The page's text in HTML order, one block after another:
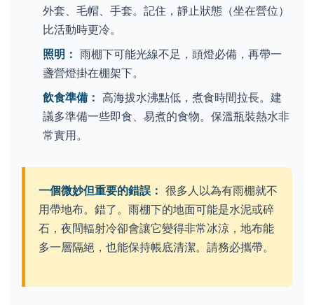
外套、毛帽、手套。記住，靜止狀態（坐在營位）
比活動時更冷。
照明： 雨棚下可能光線不足，頭燈必備，再帶一
盞營燈掛在棚架下。
飲食準備： 高海拔水沸點低，煮食時間拉長。建
議多準備一些即食、易煮的食物。保溫瓶裝熱水非
常實用。
一個微妙但重要的錯誤： 很多人以為有雨棚就不
用帶地布。錯了。雨棚下的地面可能是水泥或碎
石，夜間輻射冷卻會讓它變得非常冰涼，地布能
多一層隔絕，也能保持帳底清潔。請務必攜帶。